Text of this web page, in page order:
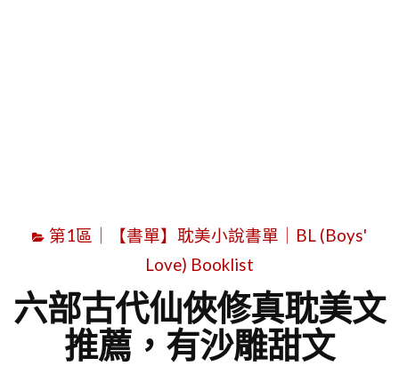
第1區｜【書單】耽美小說書單｜BL (Boys'
Love) Booklist
六部古代仙俠修真耽美文
推薦，有沙雕甜文